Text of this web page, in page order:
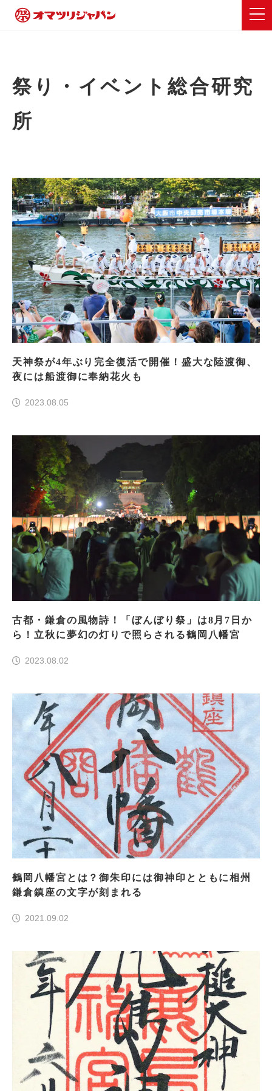
祭り・イベント総合研究
所
天神祭が4年ぶり完全復活で開催！盛大な陸渡御、
夜には船渡御に奉納花火も
2023.08.05
古都・鎌倉の風物詩！「ぼんぼり祭」は8月7日か
ら！立秋に夢幻の灯りで照らされる鶴岡八幡宮
2023.08.02
鶴岡八幡宮とは？御朱印には御神印とともに相州
鎌倉鎮座の文字が刻まれる
2021.09.02